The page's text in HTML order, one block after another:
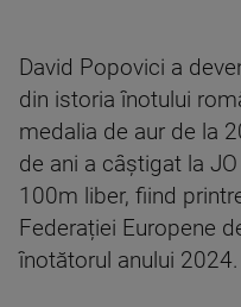
David Popovici a
din istoria înotului
medalia de aur de la
de ani a câștigat la
100m liber, fiind
Federației Europene
înotătorul anului 2024.